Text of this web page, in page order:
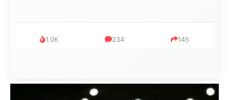
1.0K 234 145